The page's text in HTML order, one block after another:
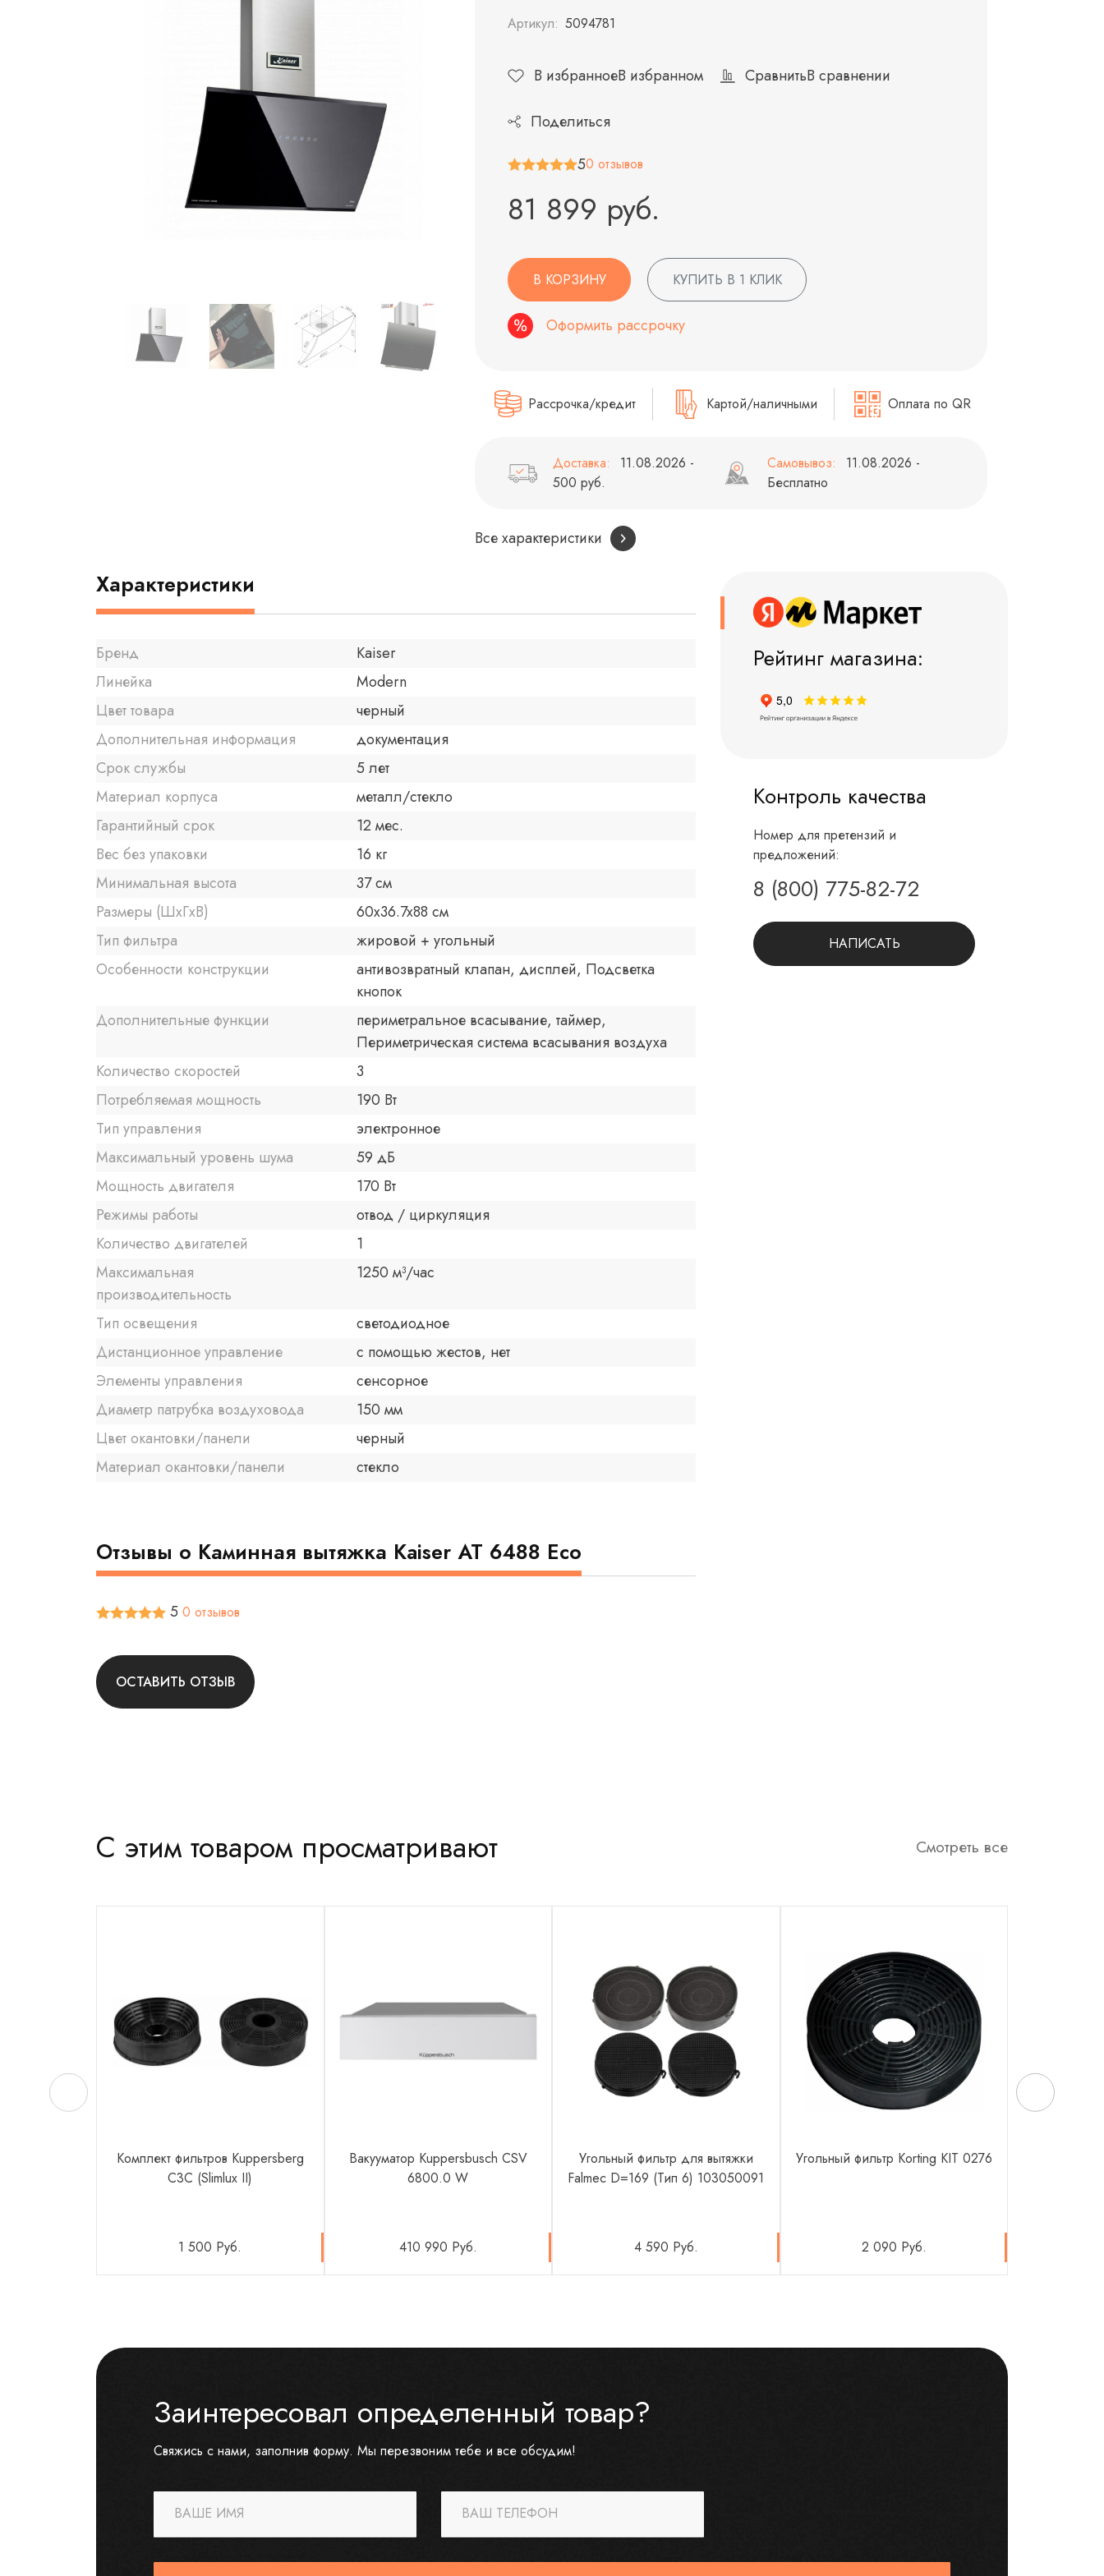
Артикул: 5094781
В избранноеВ избранном СравнитьВ сравнении
Поделиться
50 отзывов
81 899 руб.
В КОРЗИНУ КУПИТЬ В 1 КЛИК
Оформить рассрочку
Рассрочка/кредит Картой/наличными Оплата по QR
Доставка:
11.08.2026 -
500 руб.
Самовывоз:
11.08.2026 -
Бесплатно
Все характеристики
Рейтинг магазина:
Контроль качества
Номер для претензий и
предложений:
8 (800) 775-82-72
НАПИСАТЬ
Характеристики
Бренд
Kaiser
Линейка
Modern
Цвет товара
черный
Дополнительная информация
документация
Срок службы
5 лет
Материал корпуса
металл/стекло
Гарантийный срок
12 мес.
Вес без упаковки
16 кг
Минимальная высота
37 см
Размеры (ШxГxВ)
60x36.7x88 см
Тип фильтра
жировой + угольный
Особенности конструкции
антивозвратный клапан, дисплей, Подсветка
кнопок
Дополнительные функции
периметральное всасывание, таймер,
Периметрическая система всасывания воздуха
Количество скоростей
3
Потребляемая мощность
190 Вт
Тип управления
электронное
Максимальный уровень шума
59 дБ
Мощность двигателя
170 Вт
Режимы работы
отвод / циркуляция
Количество двигателей
1
Максимальная
производительность
1250 м³/час
Тип освещения
светодиодное
Дистанционное управление
с помощью жестов, нет
Элементы управления
сенсорное
Диаметр патрубка воздуховода
150 мм
Цвет окантовки/панели
черный
Материал окантовки/панели
стекло
Отзывы о Каминная вытяжка Kaiser AT 6488 Eco
5 0 отзывов
ОСТАВИТЬ ОТЗЫВ
С этим товаром просматривают Смотреть все
Комплект фильтров Kuppersberg
C3C (Slimlux II)
1 500 Руб.
Вакууматор Kuppersbusch CSV
6800.0 W
410 990 Руб.
Угольный фильтр для вытяжки
Falmec D=169 (Тип 6) 103050091
4 590 Руб.
Угольный фильтр Korting KIT 0276
2 090 Руб.
Заинтересовал определенный товар?
Свяжись с нами, заполнив форму. Мы перезвоним тебе и все обсудим!
ВАШЕ ИМЯ ВАШ ТЕЛЕФОН